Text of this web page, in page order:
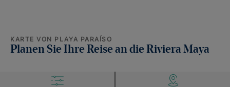
KARTE VON PLAYA PARAÍSO
Planen Sie Ihre Reise an die Riviera Maya